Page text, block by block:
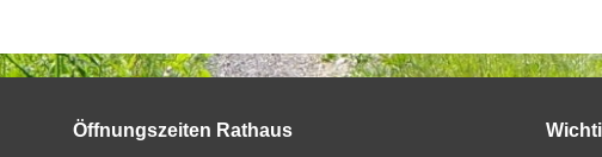
Öffnungszeiten Rathaus